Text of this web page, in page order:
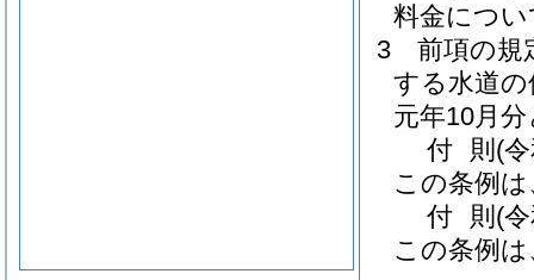
料金につ
3
前項の規
する水道
元年10月
付 則 (
この条例
付 則 (
この条例